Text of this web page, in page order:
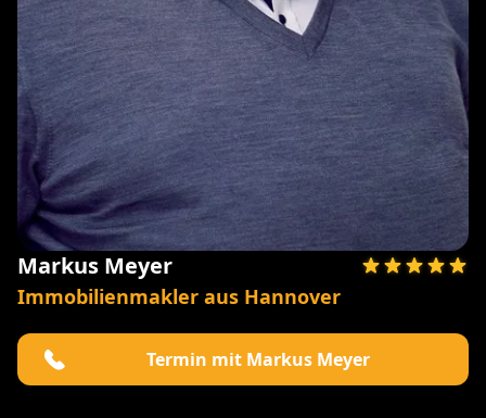
Markus Meyer
Immobilienmakler aus Hannover
Termin mit Markus Meyer